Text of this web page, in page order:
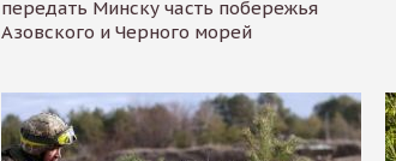
передать Минску часть побережья
Азовского и Черного морей